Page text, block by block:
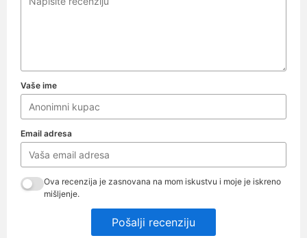
Vaše ime
Email adresa
Ova recenzija je zasnovana na mom iskustvu i moje je iskreno
mišljenje.
Pošalji recenziju